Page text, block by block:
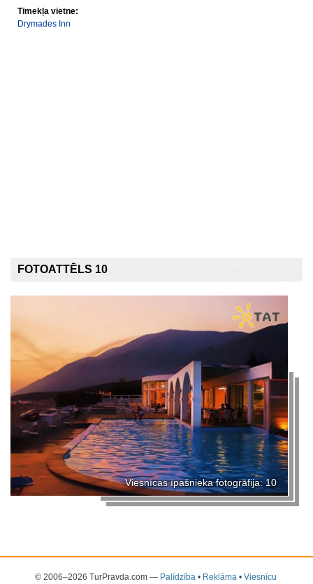
Tīmekļa vietne:
Drymades Inn
FOTOATTĒLS 10
Viesnīcas īpašnieka fotogrāfija: 10
© 2006–2026 TurPravda.com — Palīdzība • Reklāma • Viesnīcu